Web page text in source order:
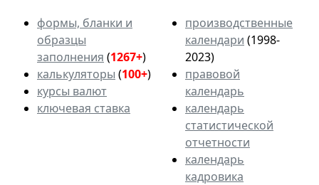
формы, бланки и
образцы
заполнения (1267+)
калькуляторы (100+)
курсы валют
ключевая ставка
производственные
календари (1998-
2023)
правовой
календарь
календарь
статистической
отчетности
календарь
кадровика